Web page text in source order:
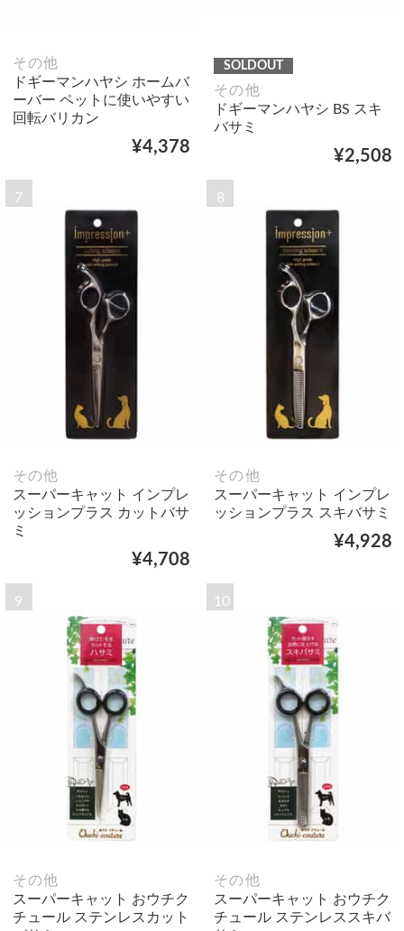
その他
ドギーマンハヤシ ホームバ
ーバー ペットに使いやすい
回転バリカン
¥4,378
SOLDOUT
その他
ドギーマンハヤシ BS スキ
バサミ
¥2,508
7
その他
スーパーキャット インプレ
ッションプラス カットバサ
ミ
¥4,708
8
その他
スーパーキャット インプレ
ッションプラス スキバサミ
¥4,928
9
その他
スーパーキャット おウチク
チュール ステンレスカット
10
その他
スーパーキャット おウチク
チュール ステンレススキバ